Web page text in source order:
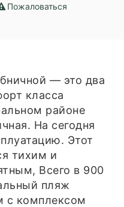
Пожаловаться
— это два
класса
районе
На сегодня
Этот
тихим и
Всего в 900
пляж
с комплексом